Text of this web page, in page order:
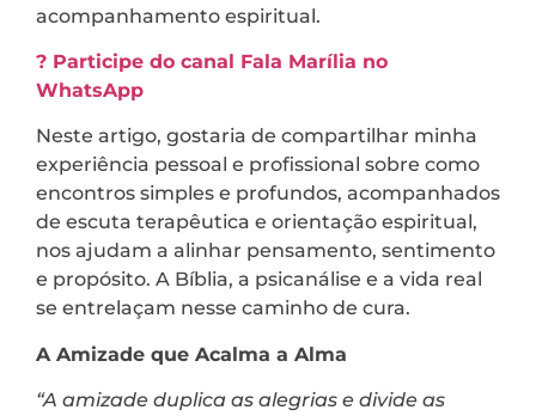
acompanhamento espiritual.
? Participe do canal Fala Marília no
WhatsApp
Neste artigo, gostaria de compartilhar minha
experiência pessoal e profissional sobre como
encontros simples e profundos, acompanhados
de escuta terapêutica e orientação espiritual,
nos ajudam a alinhar pensamento, sentimento
e propósito. A Bíblia, a psicanálise e a vida real
se entrelaçam nesse caminho de cura.
A Amizade que Acalma a Alma
“A amizade duplica as alegrias e divide as